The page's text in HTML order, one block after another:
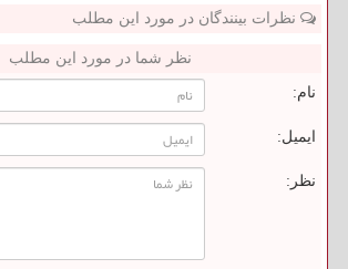
نظرات بینندگان در مورد این مطلب
نظر شما در مورد این مطلب
نام:
ایمیل:
نظر: